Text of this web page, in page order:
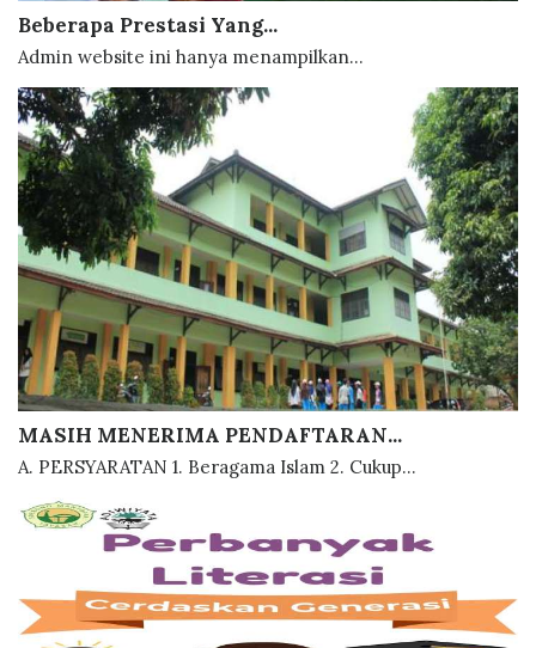
Beberapa Prestasi Yang...
Admin website ini hanya menampilkan...
MASIH MENERIMA PENDAFTARAN...
A. PERSYARATAN 1. Beragama Islam 2. Cukup...